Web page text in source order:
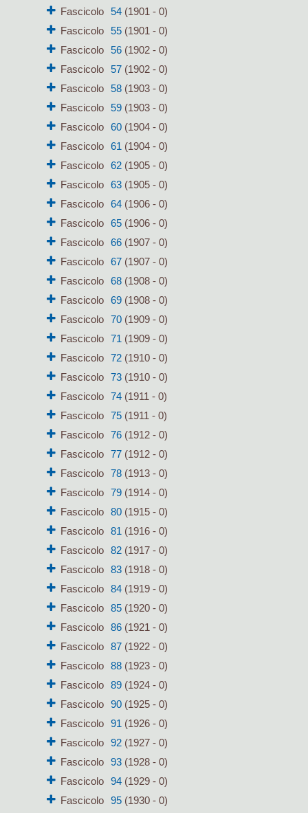
Fascicolo 54(1901 - 0)
Fascicolo
55(1901 - 0)
Fascicolo
56(1902 - 0)
Fascicolo
57(1902 - 0)
Fascicolo
58(1903 - 0)
Fascicolo
59(1903 - 0)
Fascicolo
60(1904 - 0)
Fascicolo
61 (1904 - 0)
Fascicolo
62(1905 - 0)
Fascicolo
63(1905 - 0)
Fascicolo
64(1906 - 0)
Fascicolo
65(1906 - 0)
Fascicolo
66(1907 - 0)
Fascicolo
67(1907 - 0)
Fascicolo
68(1908 - 0)
Fascicolo
69(1908 - 0)
Fascicolo
70(1909 - 0)
Fascicolo
71 (1909 - 0)
Fascicolo
72(1910 - 0)
Fascicolo
73(1910 - 0)
Fascicolo
74(1911 - 0)
Fascicolo
75(1911 - 0)
Fascicolo
76(1912 - 0)
Fascicolo
77(1912 - 0)
Fascicolo
78(1913 - 0)
Fascicolo
79(1914 - 0)
Fascicolo
80(1915 - 0)
Fascicolo
81 (1916 - 0)
Fascicolo
82(1917 - 0)
Fascicolo
83(1918 - 0)
Fascicolo
84(1919 - 0)
Fascicolo
85(1920 - 0)
Fascicolo
86(1921 - 0)
Fascicolo
87(1922 - 0)
Fascicolo
88(1923 - 0)
Fascicolo
89(1924 - 0)
Fascicolo
90(1925 - 0)
Fascicolo
91 (1926 - 0)
Fascicolo
92(1927 - 0)
Fascicolo
93(1928 - 0)
Fascicolo
94(1929 - 0)
Fascicolo
95(1930 - 0)